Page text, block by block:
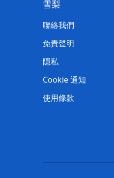
雪梨
聯絡我們
免責聲明
隱私
Cookie 通知
使用條款